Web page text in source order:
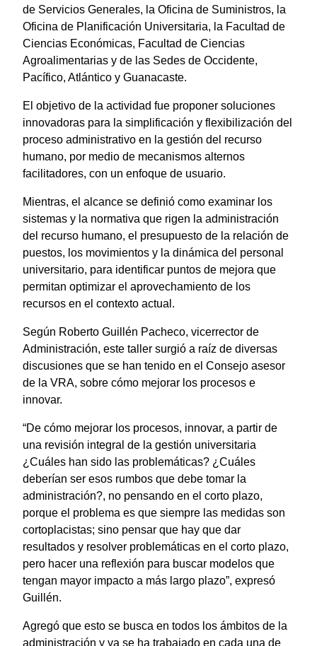
de Servicios Generales, la Oficina de Suministros, la
Oficina de Planificación Universitaria, la Facultad de
Ciencias Económicas, Facultad de Ciencias
Agroalimentarias y de las Sedes de Occidente,
Pacífico, Atlántico y Guanacaste.
El objetivo de la actividad fue proponer soluciones
innovadoras para la simplificación y flexibilización del
proceso administrativo en la gestión del recurso
humano, por medio de mecanismos alternos
facilitadores, con un enfoque de usuario.
Mientras, el alcance se definió como examinar los
sistemas y la normativa que rigen la administración
del recurso humano, el presupuesto de la relación de
puestos, los movimientos y la dinámica del personal
universitario, para identificar puntos de mejora que
permitan optimizar el aprovechamiento de los
recursos en el contexto actual.
Según Roberto Guillén Pacheco, vicerrector de
Administración, este taller surgió a raíz de diversas
discusiones que se han tenido en el Consejo asesor
de la VRA, sobre cómo mejorar los procesos e
innovar.
“De cómo mejorar los procesos, innovar, a partir de
una revisión integral de la gestión universitaria
¿Cuáles han sido las problemáticas? ¿Cuáles
deberían ser esos rumbos que debe tomar la
administración?, no pensando en el corto plazo,
porque el problema es que siempre las medidas son
cortoplacistas; sino pensar que hay que dar
resultados y resolver problemáticas en el corto plazo,
pero hacer una reflexión para buscar modelos que
tengan mayor impacto a más largo plazo”, expresó
Guillén.
Agregó que esto se busca en todos los ámbitos de la
administración y ya se ha trabajado en cada una de